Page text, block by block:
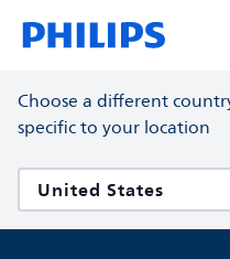
Choose a different
specific to your location